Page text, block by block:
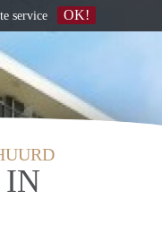
IN
service OK!